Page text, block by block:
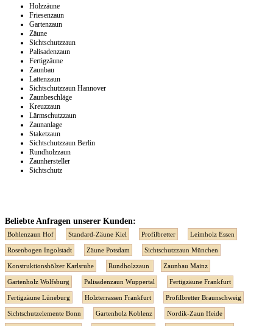
Holzzäune
Friesenzaun
Gartenzaun
Zäune
Sichtschutzzaun
Palisadenzaun
Fertigzäune
Zaunbau
Lattenzaun
Sichtschutzzaun Hannover
Zaunbeschläge
Kreuzzaun
Lärmschutzzaun
Zaunanlage
Staketzaun
Sichtschutzzaun Berlin
Rundholzzaun
Zaunhersteller
Sichtschutz
Beliebte Anfragen unserer Kunden:
Bohlenzaun Hof Standard-Zäune Kiel Profilbretter Leimholz Essen
Rosenbogen Ingolstadt Zäune Potsdam Sichtschutzzaun München
Konstruktionshölzer Karlsruhe Rundholzzaun Zaunbau Mainz
Gartenholz Wolfsburg Palisadenzaun Wuppertal Fertigzäune Frankfurt
Fertigzäune Lüneburg Holzterrassen Frankfurt Profilbretter Braunschweig
Sichtschutzelemente Bonn Gartenholz Koblenz Nordik-Zaun Heide